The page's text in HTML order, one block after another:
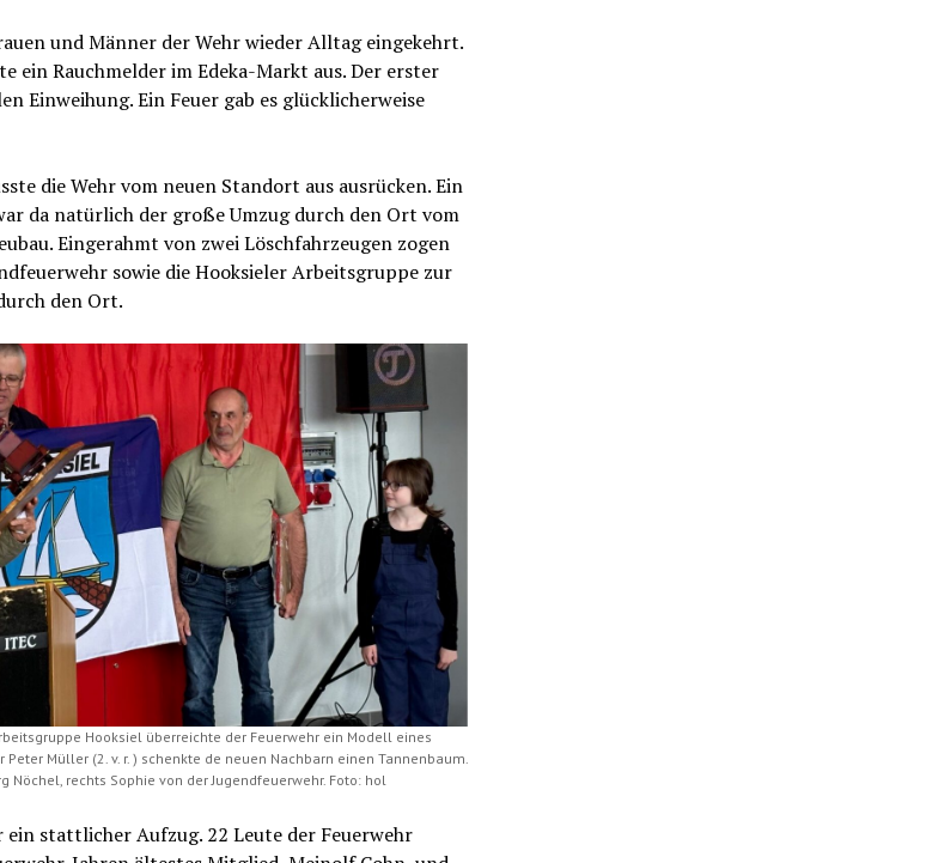
und Männer der Wehr wieder Alltag eingekehrt.
ein Rauchmelder im Edeka-Markt aus. Der erster
Einweihung. Ein Feuer gab es glücklicherweise
die Wehr vom neuen Standort aus ausrücken. Ein
da natürlich der große Umzug durch den Ort vom
Eingerahmt von zwei Löschfahrzeugen zogen
sowie die Hooksieler Arbeitsgruppe zur
den Ort.
Hooksiel überreichte der Feuerwehr ein Modell eines
Müller (2. v. r. ) schenkte de neuen Nachbarn einen Tannenbaum.
Nöchel, rechts Sophie von der Jugendfeuerwehr. Foto: hol
ein stattlicher Aufzug. 22 Leute der Feuerwehr